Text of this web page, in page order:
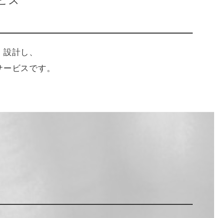
計し、
ビスです。